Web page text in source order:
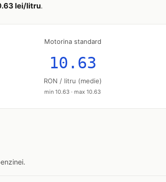
lei/litru.
Motorina standard
10.63
RON / litru (medie)
min 10.63 · max 10.63